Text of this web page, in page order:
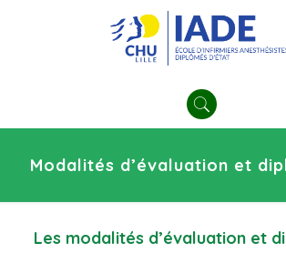
Modalités d’évaluation et
Les modalités d’évaluation et